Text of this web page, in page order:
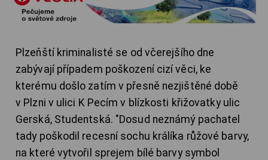
Plzeňští kriminalisté se od včerejšího dne
zabývají případem poškození cizí věci, ke
kterému došlo zatím v přesně nezjištěné době
v Plzni v ulici K Pecím v blízkosti křižovatky ulic
Gerská, Studentská. "Dosud neznámý pachatel
tady poškodil recesní sochu králíka růžové barvy,
na které vytvořil sprejem bílé barvy symbol